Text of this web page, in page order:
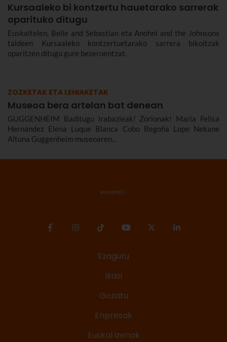
Kursaaleko bi kontzertu hauetarako sarrerak
oparituko ditugu
Euskaltelen, Belle and Sebastian eta Anohni and the Johnsons
taldeen Kursaaleko kontzertuetarako sarrera bikoitzak
oparitzen ditugu gure bezeroentzat.
ZOZKETAK ETA LEHIAKETAK
Museoa bera artelan bat denean
GUGGENHEIM Baditugu irabazleak! Zorionak! María Felisa
Hernández Elena Luque Blanca Cobo Begoña Lope Nekane
Altuna Guggenheim museoaren...
Ezagutu
Ikasi
Gozatu
Enpresak
Euskal izenak